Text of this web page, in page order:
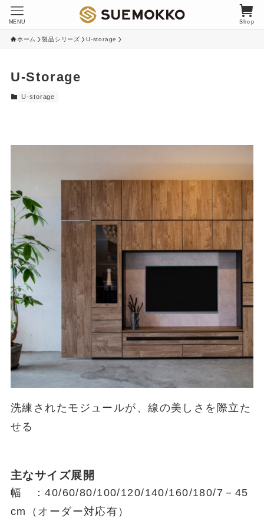
Shop
MENU
ホーム 製品シリーズ U-storage
U-Storage
U-storage
洗練されたモジュールが、線の美しさを際立た
せる
主なサイズ展開
幅 ：40/60/80/100/120/140/160/180/7－45
cm（オーダー対応有）